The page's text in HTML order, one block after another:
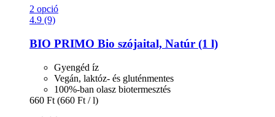
2 opció
4.9 (9)
BIO PRIMO Bio szójaital, Natúr (1 l)
Gyengéd íz
Vegán, laktóz- és gluténmentes
100%-ban olasz biotermesztés
660 Ft (660 Ft / l)